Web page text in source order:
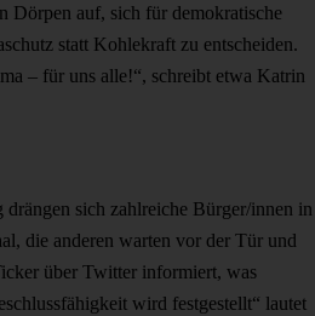
Dörpen auf, sich für demokratische
statt Kohlekraft zu entscheiden.
– für uns alle!“, schreibt etwa Katrin
sich zahlreiche Bürger/innen in
die anderen warten vor der Tür und
über Twitter informiert, was
wird festgestellt“ lautet